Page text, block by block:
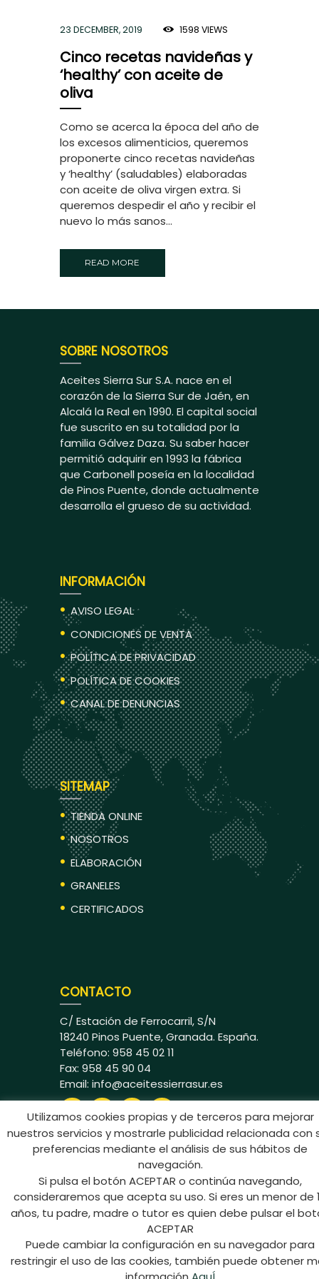
23 DECEMBER, 2019 1598 VIEWS
Cinco recetas navideñas y
‘healthy’ con aceite de
oliva
Como se acerca la época del año de
los excesos alimenticios, queremos
proponerte cinco recetas navideñas
y ‘healthy’ (saludables) elaboradas
con aceite de oliva virgen extra. Si
queremos despedir el año y recibir el
nuevo lo más sanos...
READ MORE
SOBRE NOSOTROS
Aceites Sierra Sur S.A. nace en el
corazón de la Sierra Sur de Jaén, en
Alcalá la Real en 1990. El capital social
fue suscrito en su totalidad por la
familia Gálvez Daza. Su saber hacer
permitió adquirir en 1993 la fábrica
que Carbonell poseía en la localidad
de Pinos Puente, donde actualmente
desarrolla el grueso de su actividad.
INFORMACIÓN
AVISO LEGAL
CONDICIONES DE VENTA
POLÍTICA DE PRIVACIDAD
POLÍTICA DE COOKIES
CANAL DE DENUNCIAS
SITEMAP
TIENDA ONLINE
NOSOTROS
ELABORACIÓN
GRANELES
CERTIFICADOS
CONTACTO
C/ Estación de Ferrocarril, S/N
18240 Pinos Puente, Granada. España.
Teléfono: 958 45 02 11
Fax: 958 45 90 04
Email: info@aceitessierrasur.es
Aceites Sierra Sur © 2024 Todos los
derechos reservados
Utilizamos cookies propias y de terceros para mejorar
nuestros servicios y mostrarle publicidad relacionada con
preferencias mediante el análisis de sus hábitos de
navegación.
Si pulsa el botón ACEPTAR o continúa navegando,
consideraremos que acepta su uso. Si eres un menor de
años, tu padre, madre o tutor es quien debe pulsar el
ACEPTAR
Puede cambiar la configuración en su navegador para
restringir el uso de las cookies, también puede obtener